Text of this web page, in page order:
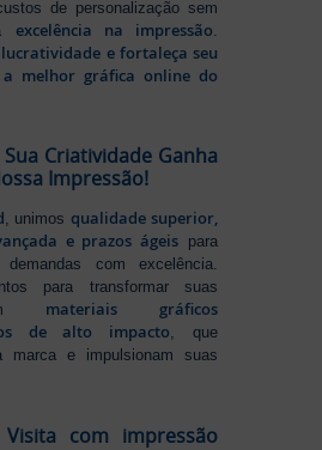
de personalização sem
excelência na impressão
e fortaleça seu
a melhor gráfica online do
Criatividade Ganha
Impressão!
, unimos qualidade superior,
e prazos ágeispara
com excelência.
para transformar suas
materiais gráficos
de alto impacto, que
marca e impulsionam suas
com impressão